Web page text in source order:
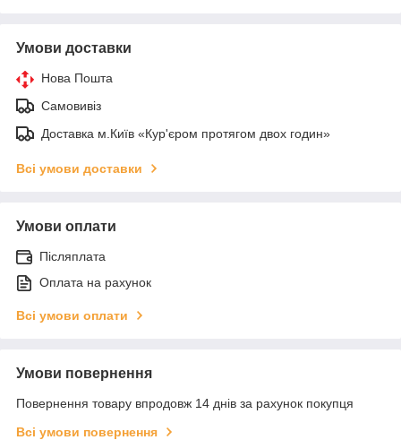
Умови доставки
Нова Пошта
Самовивіз
Доставка м.Київ «Кур'єром протягом двох годин»
Всі умови доставки
Умови оплати
Післяплата
Оплата на рахунок
Всі умови оплати
Умови повернення
Повернення товару впродовж 14 днів за рахунок покупця
Всі умови повернення